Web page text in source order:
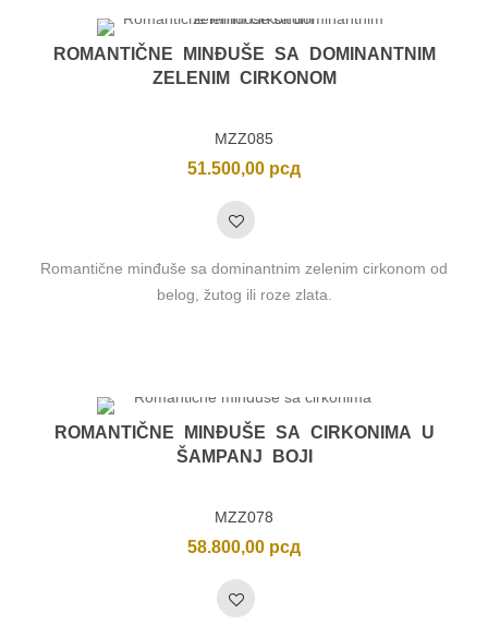
ROMANTIČNE MINĐUŠE SA DOMINANTNIM
ZELENIM CIRKONOM
MZZ085
51.500,00 рсд
Romantične minđuše sa dominantnim zelenim cirkonom od
belog, žutog ili roze zlata.
ROMANTIČNE MINĐUŠE SA CIRKONIMA U
ŠAMPANJ BOJI
MZZ078
58.800,00 рсд